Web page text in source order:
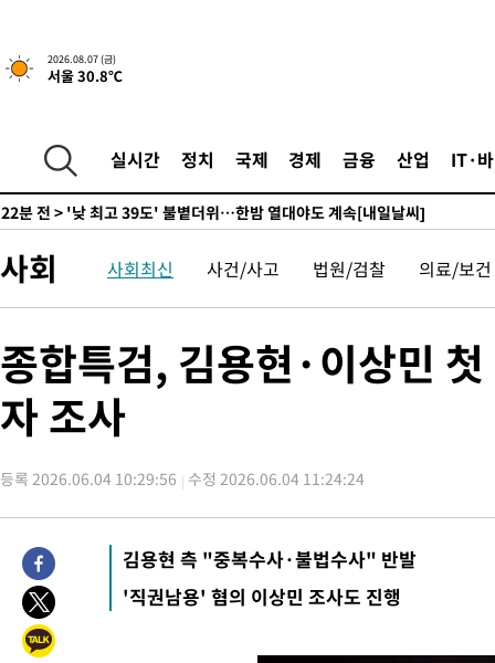
2026.08.07 (금)
서울 30.8℃
실시간 정치 국제 경제 금융 산업 IT·
-16101초 전 >경찰, '홍명보는 2순위' 결론냈던 스포츠윤리센터도 압수수색
-1697초 전 >[속보]합참 "北 발사체는 단거리탄도미사일…감시·경계태세
2분 전 >[속보] SKT, 에이닷 서비스 장애 발생…"원인 파악 중"
[속보]합참 "북, 동해상으로 미상 발사체 발사"
22분 전 > '낮 최고 39도' 불볕더위…한밤 열대야도 계속[내일날씨]
28분 전 > "韓 외환시장 개입 관측 배경엔 美의 대한국 무역적자 있어"
31분 전 >'월드컵 탈락 후폭풍' 축구협회…초유의 압수수색에 '충격·당황'
41분 전 >[속보]종합특검, 대검 추가 압수수색…내란 중요임무종사 혐의
1시간 전 >[속보]코스닥, 800p 회복…0.26% 오른 801.67 마감
1시간 전 >[속보]코스피, 301.88포인트(4.58%) 내린 6296.38 마감
2시간 전 >"여기 떨어졌다"…다누리, 스페이스X 로켓 달 충돌 흔적 포착
3시간 전 >손흥민, 5경기 연속골 실패…LAFC는 승부차기 끝 과달라하라 격파
5시간 전 >
내일까지 39도 '펄펄'…기상청 "태풍 지나며 폭염 잠시 꺾인다"
-19207초 전 >
'월드컵 탈락 후폭풍' 축구협회…11시간 걸린 초유의 압수수
-18643초 전 >
[속보] 뉴욕증시, 혼조 출발…나스닥 0.3%↓, 다우 0.14%↑
-17436초 전 >
사회 사회최신 사건/사고 법원/검찰 의료/보건
종합특검, 김용현·이상민
자 조사
등록 2026.06.04 10:29:56 수정 2026.06.04 11:24:24
김용현 측 "중복수사·불법수사" 반발
'직권남용' 혐의 이상민 조사도 진행